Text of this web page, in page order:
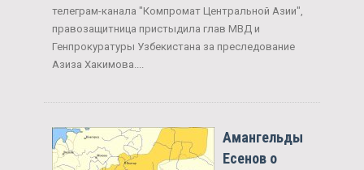
телеграм-канала "Компромат Центральной Азии",
правозащитница пристыдила глав МВД и
Генпрокуратуры Узбекистана за преследование
Азиза Хакимова....
Амангельды
Есенов о